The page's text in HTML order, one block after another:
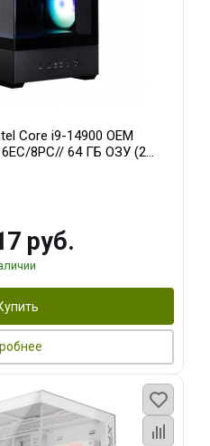
Core i9-14900 OEM
8PC// 64 ГБ ОЗУ (2
OC 16GB GDDR7
руб.